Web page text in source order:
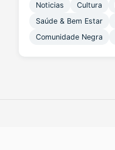
Noticias Cultura
Saúde & Bem Estar
Comunidade Negra